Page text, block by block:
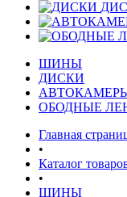
ШИНЫ
ДИСКИ
ОБОДНЫЕ
Главная
•
Каталог
•
ШИНЫ